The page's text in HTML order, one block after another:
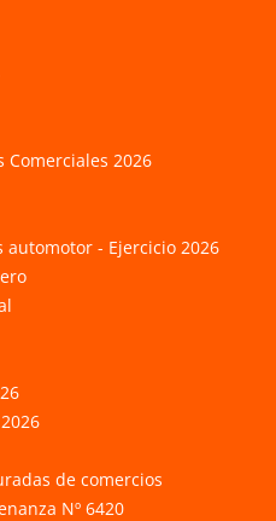
Comerciales 2026
automotor - Ejercicio 2026
de comercios
Nº 6420